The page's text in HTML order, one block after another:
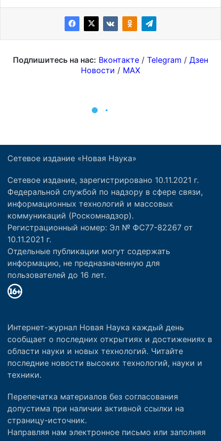
Сетевое издание «Новая Наука»
Сетевое издание, зарегистрировано 10.11.2021 г.
Федеральной службой по надзору в сфере связи,
информационных технологий и массовых
коммуникаций (Роскомнадзор).
Регистрационный номер: Эл № ФС77-82267 от
10.11.2021 г.
Отдельные публикации могут содержать
информацию, не предназначенную для
пользователей до 16 лет.
Интернет-журнал Новая Наука каждый день
сообщает о последних открытиях и достижениях в
области науки и новых технологий. Читайте
последние новости высоких технологий, науки и
техники.
Перепечатка материалов без согласования
допустима при наличии активной ссылки на
страницу-источник.
Направляя нам электронное письмо или заполняя